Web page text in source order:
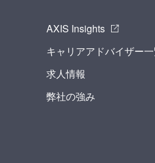
AXIS Insights
キャリアアドバイザー
求人情報
弊社の強み